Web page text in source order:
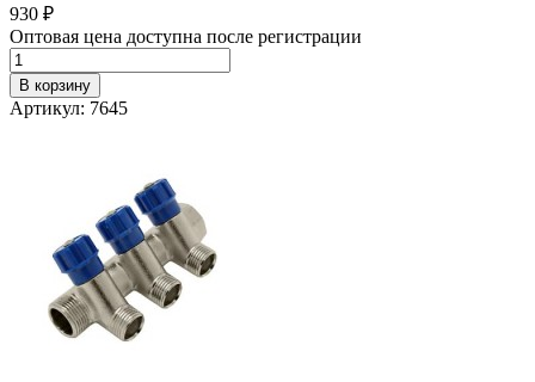
930 ₽
Оптовая цена доступна после регистрации
В корзину
Артикул: 7645